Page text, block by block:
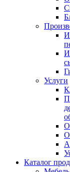
Услуги
Каталог